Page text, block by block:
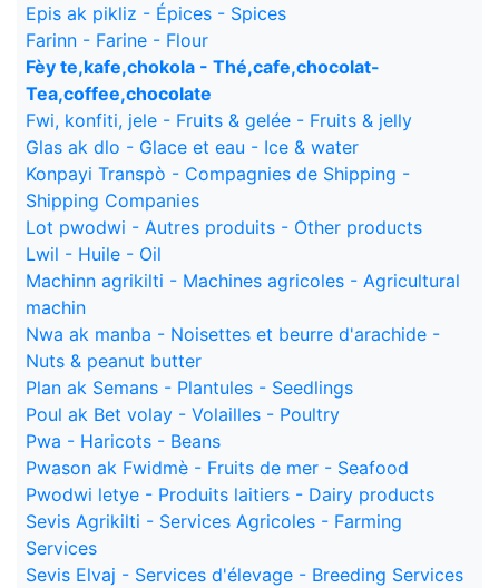
Epis ak pikliz - Épices - Spices
Farinn - Farine - Flour
Fèy te,kafe,chokola - Thé,cafe,chocolat-
Tea,coffee,chocolate
Fwi, konfiti, jele - Fruits & gelée - Fruits & jelly
Glas ak dlo - Glace et eau - Ice & water
Konpayi Transpò - Compagnies de Shipping -
Shipping Companies
Lot pwodwi - Autres produits - Other products
Lwil - Huile - Oil
Machinn agrikilti - Machines agricoles - Agricultural
machin
Nwa ak manba - Noisettes et beurre d'arachide -
Nuts & peanut butter
Plan ak Semans - Plantules - Seedlings
Poul ak Bet volay - Volailles - Poultry
Pwa - Haricots - Beans
Pwason ak Fwidmè - Fruits de mer - Seafood
Pwodwi letye - Produits laitiers - Dairy products
Sevis Agrikilti - Services Agricoles - Farming
Services
Sevis Elvaj - Services d'élevage - Breeding Services